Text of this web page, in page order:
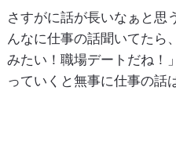
さすがに話が長いなぁと思
んなに仕事の話聞いてたら
みたい！職場デートだね！
っていくと無事に仕事の話